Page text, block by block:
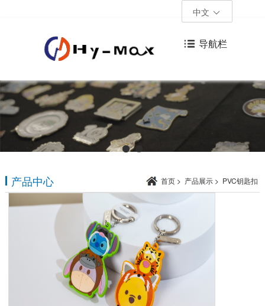
中文
导航栏
产品中心 首页 > 产品展示 > PVC钥匙扣